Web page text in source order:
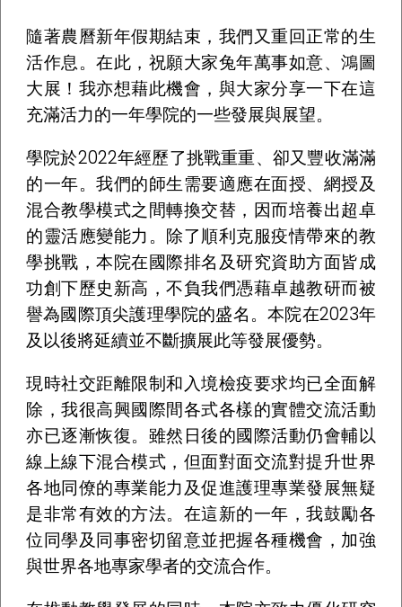
隨著農曆新年假期結束，我們又重回正常的生
活作息。在此，祝願大家兔年萬事如意、鴻圖
大展！我亦想藉此機會，與大家分享一下在這
充滿活力的一年學院的一些發展與展望。
學院於2022年經歷了挑戰重重、卻又豐收滿滿
的一年。我們的師生需要適應在面授、網授及
混合教學模式之間轉換交替，因而培養出超卓
的靈活應變能力。除了順利克服疫情帶來的教
學挑戰，本院在國際排名及研究資助方面皆成
功創下歷史新高，不負我們憑藉卓越教研而被
譽為國際頂尖護理學院的盛名。本院在2023年
及以後將延續並不斷擴展此等發展優勢。
現時社交距離限制和入境檢疫要求均已全面解
除，我很高興國際間各式各樣的實體交流活動
亦已逐漸恢復。雖然日後的國際活動仍會輔以
線上線下混合模式，但面對面交流對提升世界
各地同僚的專業能力及促進護理專業發展無疑
是非常有效的方法。在這新的一年，我鼓勵各
位同學及同事密切留意並把握各種機會，加強
與世界各地專家學者的交流合作。